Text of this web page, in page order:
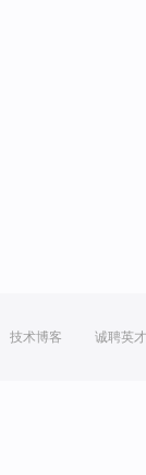
技术博客 诚聘英才